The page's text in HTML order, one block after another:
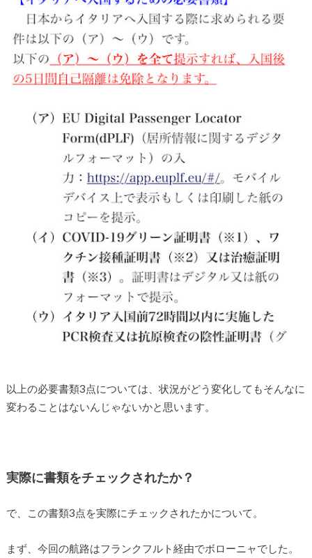
以上の必要書類3点については、状況がどう変化してもそんなに
変わることはないんじゃないかと思います。
実際に書類をチェックされたか？
で、この書類3点を実際にチェックされたかについて。
まず、今回の航路はフランクフルト経由でボローニャでした。